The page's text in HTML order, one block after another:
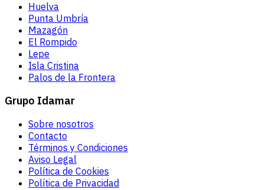
Huelva
Punta Umbría
Mazagón
El Rompido
Lepe
Isla Cristina
Palos de la Frontera
Grupo Idamar
Sobre nosotros
Contacto
Términos y Condiciones
Aviso Legal
Política de Cookies
Política de Privacidad